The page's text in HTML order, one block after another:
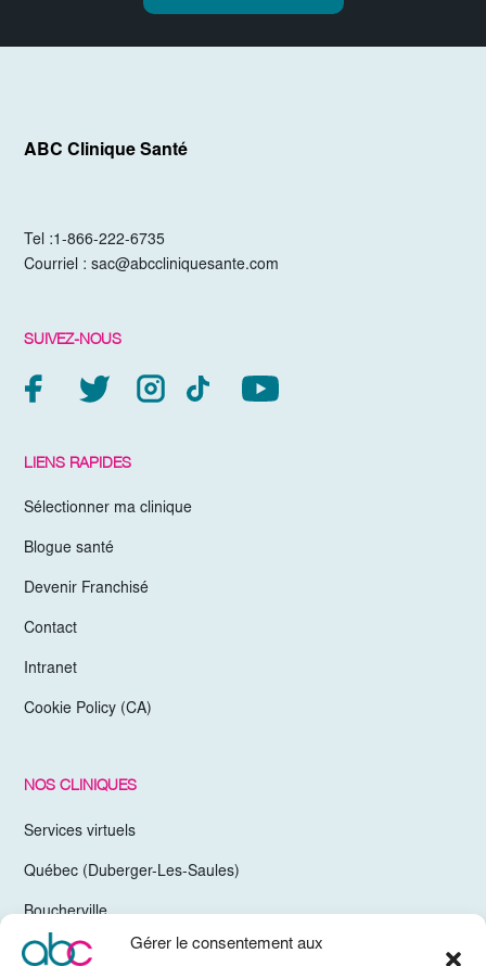
Gérer le consentement aux
ABC Clinique Santé
Tel :1-866-222-6735
Courriel :sac@abccliniquesante.com
SUIVEZ-NOUS
LIENS RAPIDES
Sélectionner ma clinique
Blogue santé
Devenir Franchisé
Contact
Intranet
Cookie Policy (CA)
NOS CLINIQUES
Services virtuels
Québec (Duberger-Les-Saules)
Boucherville
Trois-Rivières